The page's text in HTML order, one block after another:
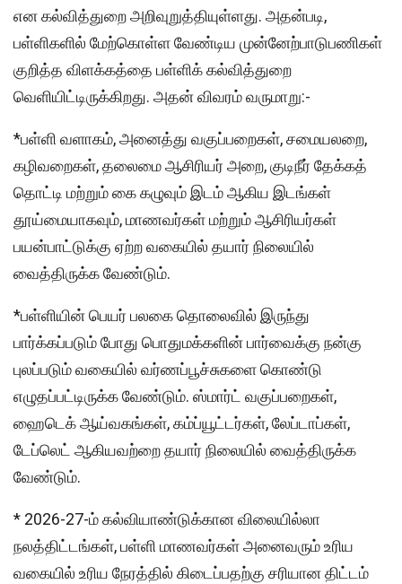
என கல்வித்துறை அறிவுறுத்தியுள்ளது. அதன்படி,
பள்ளிகளில் மேற்கொள்ள வேண்டிய முன்னேற்பாடுபணிகள்
குறித்த விளக்கத்தை பள்ளிக் கல்வித்துறை
வெளியிட்டிருக்கிறது. அதன் விவரம் வருமாறு:-
*பள்ளி வளாகம், அனைத்து வகுப்பறைகள், சமையலறை,
கழிவறைகள், தலைமை ஆசிரியர் அறை, குடிநீர் தேக்கத்
தொட்டி மற்றும் கை கழுவும் இடம் ஆகிய இடங்கள்
தூய்மையாகவும், மாணவர்கள் மற்றும் ஆசிரியர்கள்
பயன்பாட்டுக்கு ஏற்ற வகையில் தயார் நிலையில்
வைத்திருக்க வேண்டும்.
*பள்ளியின் பெயர் பலகை தொலைவில் இருந்து
பார்க்கப்படும் போது பொதுமக்களின் பார்வைக்கு நன்கு
புலப்படும் வகையில் வர்ணப்பூச்சுகளை கொண்டு
எழுதப்பட்டிருக்க வேண்டும். ஸ்மார்ட் வகுப்பறைகள்,
ஹைடெக் ஆய்வகங்கள், கம்ப்யூட்டர்கள், லேப்டாப்கள்,
டேப்லெட் ஆகியவற்றை தயார் நிலையில் வைத்திருக்க
வேண்டும்.
* 2026-27-ம் கல்வியாண்டுக்கான விலையில்லா
நலத்திட்டங்கள், பள்ளி மாணவர்கள் அனைவரும் உரிய
வகையில் உரிய நேரத்தில் கிடைப்பதற்கு சரியான திட்டம்